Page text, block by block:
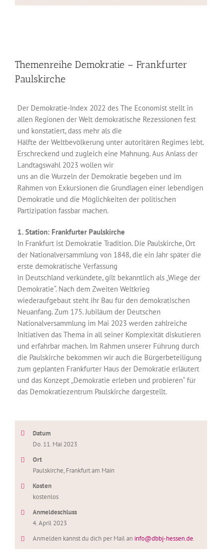
Themenreihe Demokratie – Frankfurter
Paulskirche
Der Demokratie-Index 2022 des The Economist stellt in
allen Regionen der Welt demokratische Rezessionen fest
und konstatiert, dass mehr als die
Hälfte der Weltbevölkerung unter autoritären Regimes lebt.
Erschreckend und zugleich eine Mahnung. Aus Anlass der
Landtagswahl 2023 wollen wir
uns an die Wurzeln der Demokratie begeben und im
Rahmen von Exkursionen die Grundlagen einer lebendigen
Demokratie und die Möglichkeiten der politischen
Partizipation fassbar machen.
1. Station: Frankfurter Paulskirche
In Frankfurt ist Demokratie Tradition. Die Paulskirche, Ort
der Nationalversammlung von 1848, die ein Jahr später die
erste demokratische Verfassung
in Deutschland verkündete, gilt bekanntlich als „Wiege der
Demokratie“. Nach dem Zweiten Weltkrieg
wiederaufgebaut steht ihr Bau für den demokratischen
Neuanfang. Zum 175. Jubiläum der Deutschen
Nationalversammlung im Mai 2023 werden zahlreiche
Initiativen das Thema in all seiner Komplexität diskutieren
und erfahrbar machen. Im Rahmen unserer Führung durch
die Paulskirche bekommen wir auch die Bürgerbeteiligung
zum geplanten Frankfurter Haus der Demokratie erläutert
und das Konzept „Demokratie erleben und probieren“ für
das Demokratiezentrum Paulskirche dargestellt.
Datum
Do. 11. Mai 2023
Ort
Paulskirche, Frankfurt am Main
Kosten
kostenlos
Anmeldeschluss
4. April 2023
Anmelden kannst du dich per Mail an info@dbbj-hessen.de.